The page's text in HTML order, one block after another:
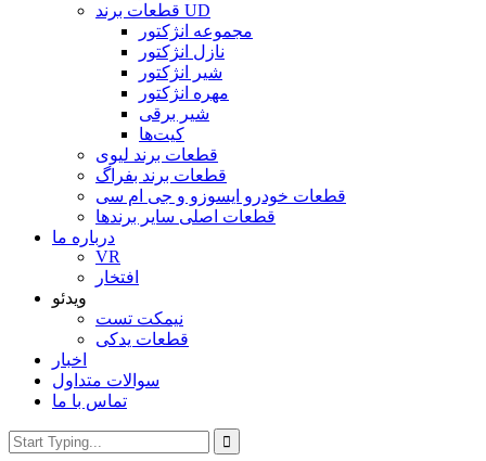
قطعات برند UD
مجموعه انژکتور
نازل انژکتور
شیر انژکتور
مهره انژکتور
شیر برقی
کیت‌ها
قطعات برند لیوی
قطعات برند بفراگ
قطعات خودرو ایسوزو و جی ام سی
قطعات اصلی سایر برندها
درباره ما
VR
افتخار
ویدئو
نیمکت تست
قطعات یدکی
اخبار
سوالات متداول
تماس با ما